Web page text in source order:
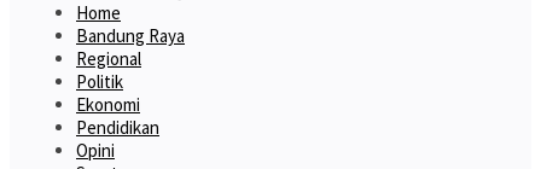
Home
Bandung Raya
Regional
Politik
Ekonomi
Pendidikan
Opini